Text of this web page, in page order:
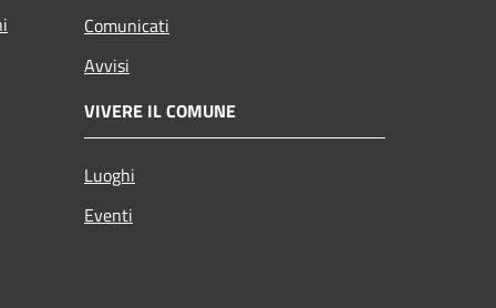
Comunicati
Avvisi
VIVERE IL COMUNE
Luoghi
Eventi